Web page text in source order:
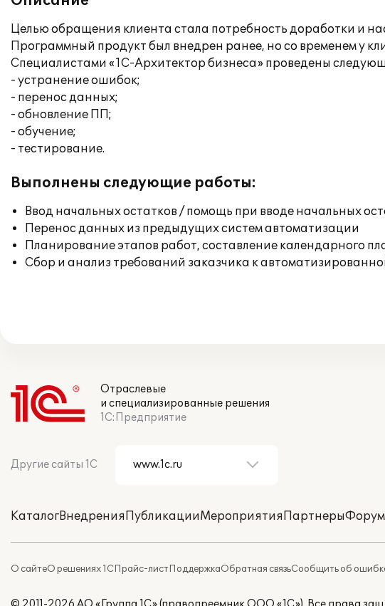
Целью обращения клиента стала потребность доработки и
Программный продукт был внедрен ранее, но со временем у
Специалистами «1С-Архитектор бизнеса» проведены
- устранение ошибок;
- перенос данных;
- обновление ПП;
- обучение;
- тестирование.
Выполнены следующие работы:
Ввод начальных остатков / помощь при вводе начальных
Перенос данных из предыдущих систем автоматизации
Планирование этапов работ, составление календарного
Сбор и анализ требований заказчика к
Отраслевые
и специализированные решения
1С:Предприятие
Другие сайты 1С
КаталогВнедренияПубликацииМероприятияПартнерыФорум
О сайтеО решениях 1СПрайс-листПоддержкаОбратная связьСообщить об